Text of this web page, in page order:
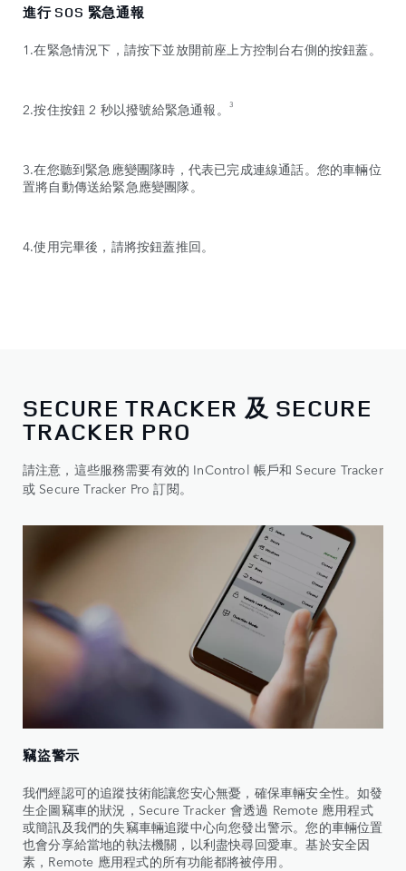
進行 SOS 緊急通報
1.在緊急情況下，請按下並放開前座上方控制台右側的按鈕蓋。
2.按住按鈕 2 秒以撥號給緊急通報。 3
3.在您聽到緊急應變團隊時，代表已完成連線通話。您的車輛位
置將自動傳送給緊急應變團隊。
4.使用完畢後，請將按鈕蓋推回。
SECURE TRACKER 及 SECURE
TRACKER PRO
請注意，這些服務需要有效的 InControl 帳戶和 Secure Tracker
或 Secure Tracker Pro 訂閱。
竊盜警示
我們經認可的追蹤技術能讓您安心無憂，確保車輛安全性。如發
生企圖竊車的狀況，Secure Tracker 會透過 Remote 應用程式
或簡訊及我們的失竊車輛追蹤中心向您發出警示。您的車輛位置
也會分享給當地的執法機關，以利盡快尋回愛車。基於安全因
素，Remote 應用程式的所有功能都將被停用。